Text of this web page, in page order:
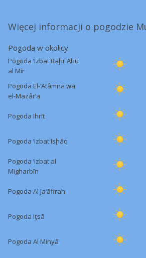
Więcej informacji o pogodzie
Pogoda w okolicy
Pogoda ‘Izbat Baḩr Abū
al Mīr
Pogoda El-‘Atâmna wa
el-Mazâr‘a
Pogoda Ihrīt
Pogoda ‘Izbat Isḩāq
Pogoda ‘Izbat al
Migharbīn
Pogoda Al Ja‘āfirah
Pogoda Iţsā
Pogoda Al Minyā